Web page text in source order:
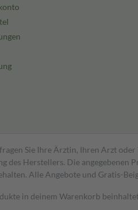
Sie Ihre Ärztin, Ihren Arzt
Herstellers. Die angegebenen
Alle Angebote und Gratis-
in deinem Warenkorb